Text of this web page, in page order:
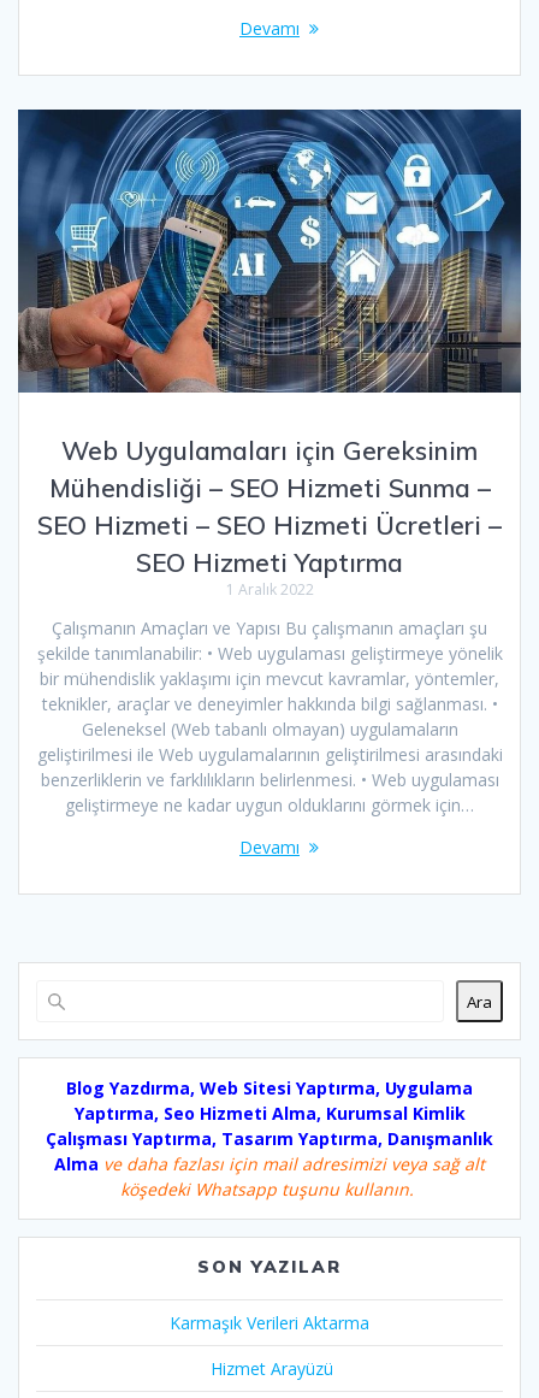
Devamı
Web Uygulamaları için Gereksinim
Mühendisliği – SEO Hizmeti Sunma –
SEO Hizmeti – SEO Hizmeti Ücretleri –
SEO Hizmeti Yaptırma
1 Aralık 2022
Çalışmanın Amaçları ve Yapısı Bu çalışmanın amaçları şu
şekilde tanımlanabilir: • Web uygulaması geliştirmeye yönelik
bir mühendislik yaklaşımı için mevcut kavramlar, yöntemler,
teknikler, araçlar ve deneyimler hakkında bilgi sağlanması. •
Geleneksel (Web tabanlı olmayan) uygulamaların
geliştirilmesi ile Web uygulamalarının geliştirilmesi arasındaki
benzerliklerin ve farklılıkların belirlenmesi. • Web uygulaması
geliştirmeye ne kadar uygun olduklarını görmek için…
Devamı
Ara
Blog Yazdırma, Web Sitesi Yaptırma, Uygulama
Yaptırma, Seo Hizmeti Alma, Kurumsal Kimlik
Çalışması Yaptırma, Tasarım Yaptırma, Danışmanlık
Alma ve daha fazlası için mail adresimizi veya sağ alt
köşedeki Whatsapp tuşunu kullanın.
SON YAZILAR
Karmaşık Verileri Aktarma
Hizmet Arayüzü